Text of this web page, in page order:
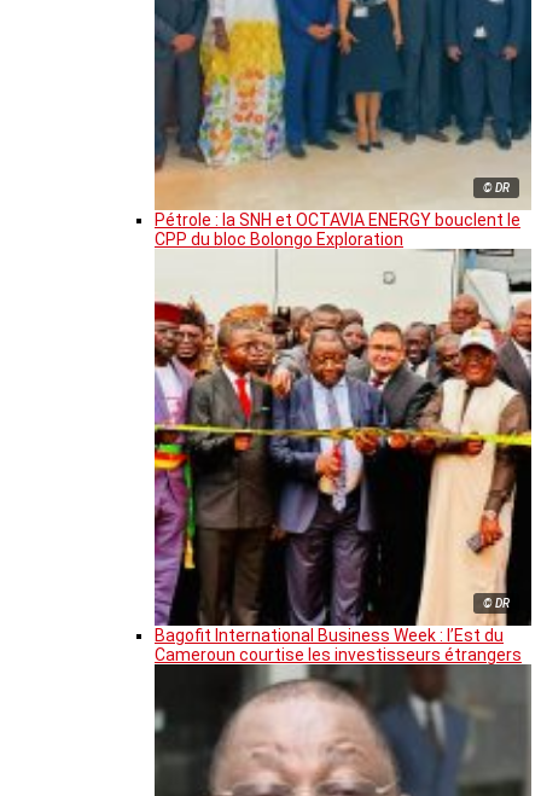
© DR
Pétrole : la SNH et OCTAVIA ENERGY bouclent le
CPP du bloc Bolongo Exploration
© DR
Bagofit International Business Week : l’Est du
Cameroun courtise les investisseurs étrangers